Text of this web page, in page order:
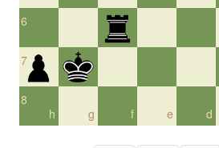
6
7
h
8
g
f e d